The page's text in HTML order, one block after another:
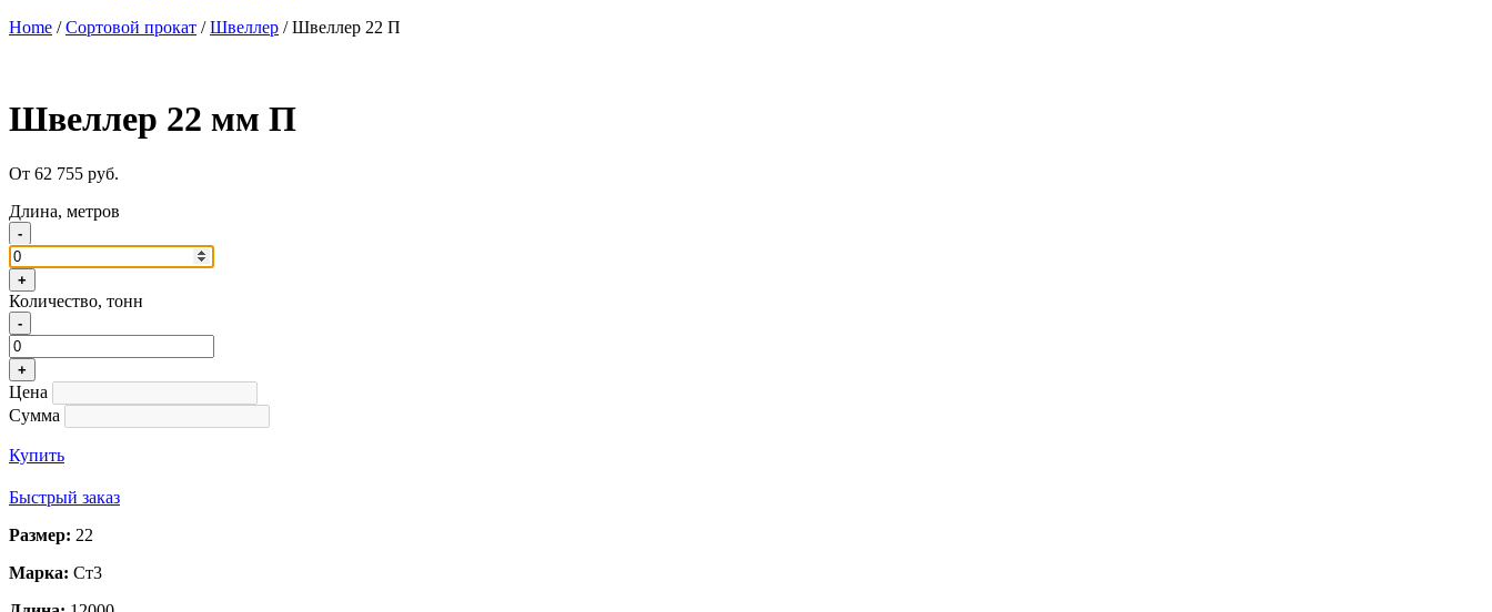
Home /Сортовой прокат /Швеллер / Швеллер 22 П
Швеллер 22 мм П
От 62 755 руб.
Длина, метров
-
+
Количество, тонн
-
+
Цена
Сумма
Купить
Быстрый заказ
Размер: 22
Марка: Ст3